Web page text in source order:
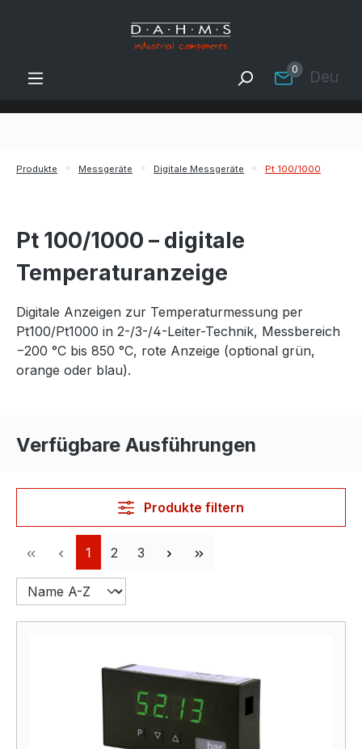
Zum Hauptinhalt springen
0
Produkte Messgeräte Digitale Messgeräte Pt 100/1000
Pt 100/1000 – digitale
Temperaturanzeige
Digitale Anzeigen zur Temperaturmessung per
Pt100/Pt1000 in 2-/3-/4-Leiter-Technik, Messbereich
−200 °C bis 850 °C, rote Anzeige (optional grün,
orange oder blau).
Verfügbare Ausführungen
Produkte filtern
Seite
1 Seite
2 Seite
3